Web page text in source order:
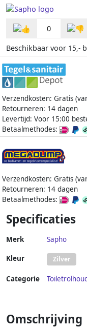
0
Beschikbaar voor 15,-
Verzendkosten: Gratis
Retourneren: 14 dagen
Levertijd: Voor 15:00
Betaalmethodes:
Verzendkosten: Gratis
Retourneren: 14 dagen
Betaalmethodes:
Specificaties
Merk Sapho
Kleur Zilver
Categorie
Omschrijving